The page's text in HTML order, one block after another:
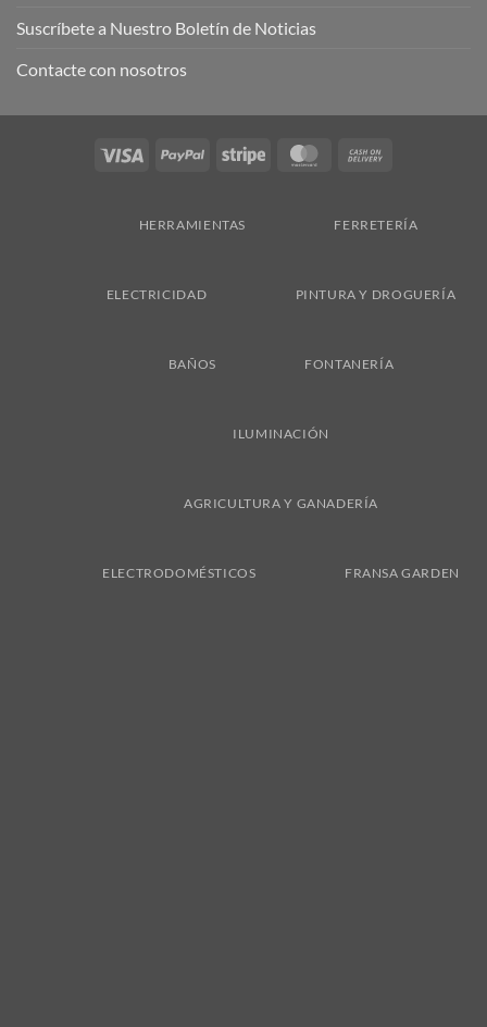
Suscríbete a Nuestro Boletín de Noticias
Contacte con nosotros
Visa PayPal Stripe MasterCard
HERRAMIENTAS FERRETERÍA
ELECTRICIDAD PINTURA Y DROGUERÍA
BAÑOS FONTANERÍA
ILUMINACIÓN
AGRICULTURA Y GANADERÍA
ELECTRODOMÉSTICOS FRANSA GARDEN